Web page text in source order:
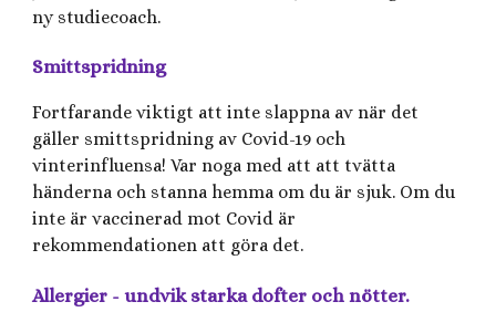
ny studiecoach.
Smittspridning
Fortfarande viktigt att inte slappna av när det
gäller smittspridning av Covid-19 och
vinterinfluensa! Var noga med att att tvätta
händerna och stanna hemma om du är sjuk. Om du
inte är vaccinerad mot Covid är
rekommendationen att göra det.
Allergier - undvik starka dofter och nötter.